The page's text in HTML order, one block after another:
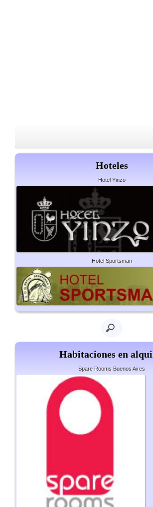
Hoteles
Hotel Yinzo
Hotel Sportsman
Habitaciones en
Spare Rooms Buenos Aires